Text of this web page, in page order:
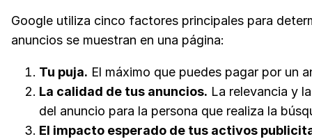
Google utiliza cinco factores principales para
anuncios se muestran en una página:
Tu puja. El máximo que puedes pagar por un
La calidad de tus anuncios. La relevancia y
del anuncio para la persona que realiza la
El impacto esperado de tus activos